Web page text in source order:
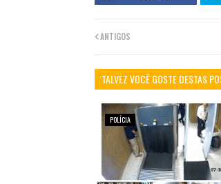
ANTIGOS
TALVEZ VOCÊ GOSTE DESTAS
POLÍCIA